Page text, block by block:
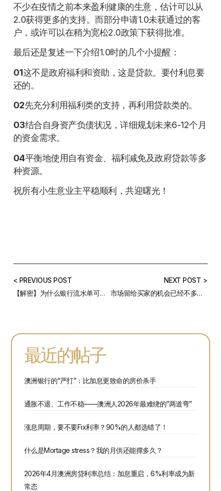
不少在疫情之前本来盈利健康的生意，估计可以从
2.0获得更多的支持。而部分申请1.0未获通过的客
户，或许可以在稍为宽松2.0政策下获得批准。
最后还是复述一下介绍1.0时的几个小提醒：
01这不是政府福利和资助，这是贷款。要付利息要
还的。
02先充分利用福利类的支持，再利用贷款类的。
03结合自身资产负债状况，详细规划未来6-12个月
的资金需求。
04平衡地使用自有资金、福利减免及政府贷款等多
种资源。
祝所有小生意业主平稳顺利，共迎曙光！
< PREVIOUS POST
【解密】为什么银行流水单可以判定你的贷款能不能批？
NEXT POST >
市场留给买家的机会已经不多，如何才能抓住这宝贵的时机？
最近的帖子
澳洲银行的“严打”：比加息更致命的房价杀手
通胀不退、工作不稳——澳洲人2026年最难绕的”两道弯”
涨息周期，要不要Fix利率？90%的人都选错了！
什么是Mortage stress？我的月供还能撑多久？
2026年4月澳洲房贷利率总结：加息重启，6%利率成为新
常态